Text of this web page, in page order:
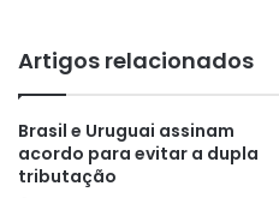
Artigos relacionados
Brasil e Uruguai assinam
acordo para evitar a dupla
tributação